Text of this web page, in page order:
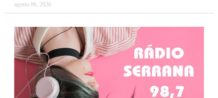
agosto 06, 2026